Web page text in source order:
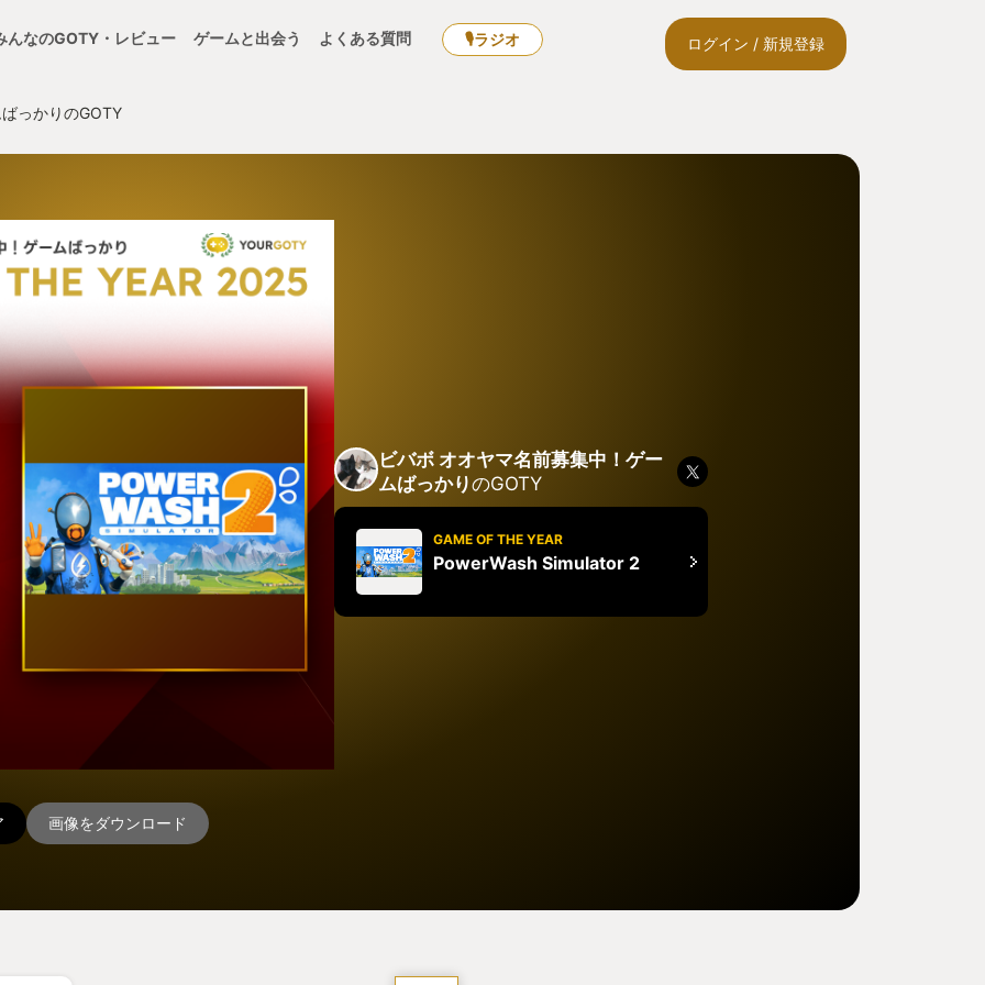
んなのGOTY・レビュー ゲームと出会う よくある質問 🎙ラジオ ログイン / 新規登録
っかりのGOTY
画像をダウンロード
ビバボ オオヤマ名前募集中！ゲー
ムばっかりのGOTY
GAME OF THE YEAR
PowerWash Simulator 2